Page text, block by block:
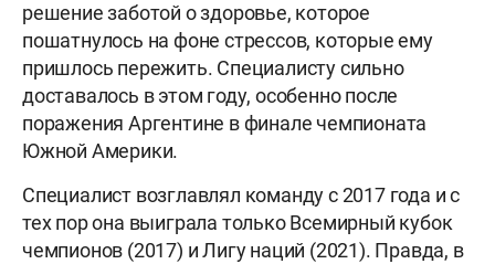
решение заботой о здоровье, которое
пошатнулось на фоне стрессов, которые ему
пришлось пережить. Специалисту сильно
доставалось в этом году, особенно после
поражения Аргентине в финале чемпионата
Южной Америки.
Специалист возглавлял команду с 2017 года и с
тех пор она выиграла только Всемирный кубок
чемпионов (2017) и Лигу наций (2021). Правда, в